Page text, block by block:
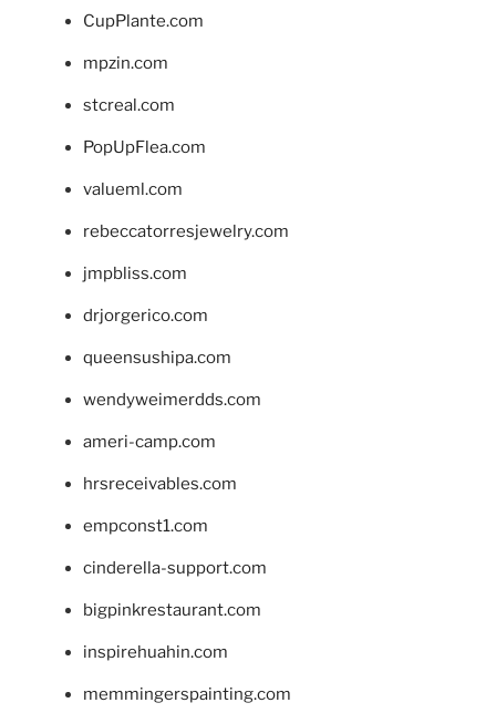
CupPlante.com
mpzin.com
stcreal.com
PopUpFlea.com
valueml.com
rebeccatorresjewelry.com
jmpbliss.com
drjorgerico.com
queensushipa.com
wendyweimerdds.com
ameri-camp.com
hrsreceivables.com
empconst1.com
cinderella-support.com
bigpinkrestaurant.com
inspirehuahin.com
memmingerspainting.com